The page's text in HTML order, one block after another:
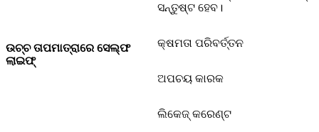
ଉଚ୍ଚ ତାପମାତ୍ରାରେ ସେଲ୍ଫ
ଲାଇଫ୍
ସନ୍ତୁଷ୍ଟ ହେବ।
କ୍ଷମତା ପରିବର୍ତ୍ତନ
ଅପଚୟ କାରକ
ଲିକେଜ୍ କରେଣ୍ଟ